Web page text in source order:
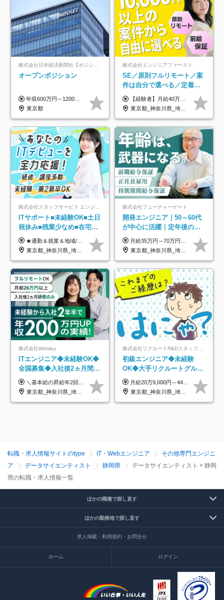
株式会社日本経済新聞社【ポジションマッチ登録】
オープンポジション
年収600万円～1200万円 ※上記年収は、想定年収です。住居費補助、子手当などの各種手当を含む金額です。 ※経験・能力等を考慮の上、当社規定により決定します。
東京都
株式会社エンジニアファースト
SE／原則フルリモート／案
件は自分で選べる／定着率
93%／20～30代活躍中！
【経験者】月給40万円～120万円(固定残業代含む)+各種手当 ★前職給与の総収入額を100％保証｜還元率84％〜100％ ★20代の平均年収570万円 ※月給には、みなし残業手当(月30時間／5万8000円以上)を含みます 超過分は別途追加支給 ※固定残業代は、時間外労働の有無に関わらず30時間分を、月5万8000円~15万7000円支給 ※上記を超える時間外労働分は追加で支給 【未経験者】月給21万円以上＋各種手当 固定残業なし(残業代発生分全額支給) ※6ヶ月の試用期間あり（※条件に変動なし） ▼単価連動性×還元率は84％～100％で収入の大幅UPが可能！ ・案件単価が月50万円の場合：年収417万円 ・案件単価が月70万円の場合：年収584万円 ・案件単価が月100万円の場合：年収834万円 ＜モデル年収＞ ▼400万円～500万円(入社初年度) ▼542万円～626万円(入社2年) ▼667万円～700万円(入社3年） ▼709万円～801万円(入社5年）
東京都_神奈川県_埼玉県_千葉県_大阪府_愛知県_北海道_青森県_岩手県_宮城県_秋田県_山形県_福島県_茨城県_栃木県_群馬県_新潟県_山梨県_長野県_富山県_石川県_福井県_静岡県_岐阜県_三重県_兵庫県_京都府_滋賀県_奈良県_和歌山県_広島県_岡山県_鳥取県_島根県_山口県_徳島県_香川県_愛媛県_高知県_福岡県_熊本県_佐賀県_長崎県_大分県_宮崎県_鹿児島県_沖縄県
ITサポート■未経験OK■土日
祝休み■残業少なめ■在宅実
績あり■約900種類のスキル
アップ講座あり■全国募集
★通勤＆就業＆地域/住宅＆役職手当あり ★残業代は全額支給 ★選べる給与制度あり！ ■東京・神奈川・千葉・埼玉勤務の場合 月給24.5万円～55万円＋諸手当 （残業代は全額支給） (20,000円の地域/住宅手当込み) ■愛知・京都・大阪・兵庫勤務の場合 月給24万円以上＋諸手当 （残業代は全額支給） (15,000円の地域/住宅手当込み) ■茨城・栃木・群馬・静岡・三重・滋賀・広島・福岡勤務の場合 月給23.5万円以上＋諸手当 （残業代は全額支給） (10,000円の地域/住宅手当込み) ■北海道・宮城・山梨・長野・岐阜・奈良・和歌山・岡山勤務の場合 月給23万円以上＋諸手当 （残業代は全額支給） (5,000円の地域/住宅手当込み) ■その他のエリア勤務の場合 月給22.5万円以上＋諸手当 （残業代は全額支給） ※経験や能力を考慮し、当社規定により優遇します 【昇給：年一回実施】 【選べる給与制度】 ★収入を重視する方に… 「変動型人事制度」の選択も可能（派遣先からの評価に応じて収入アップ！） ※年2回のタイミングで希望者と面談の上決定します。
東京都_神奈川県_埼玉県_千葉県_大阪府_愛知県_北海道_岩手県_宮城県_山形県_福島県_茨城県_栃木県_群馬県_山梨県_長野県_富山県_石川県_静岡県_岐阜県_三重県_兵庫県_京都府_滋賀県_奈良県_広島県_岡山県_山口県_愛媛県_福岡県_熊本県_長崎県
株式会社フューチャーゲート
開発エンジニア｜50～60代
が中心に活躍｜定年後の給
与減ナシ｜年収50万円アッ
プ実績／昇給率92％（直近3
年）
月給35万円～70万円（固定残業代30時間分63,869円～を含む）+賞与年1回 ※30時間を超える分は別途支給します ●これまでのご経験・スキル・前職給与をできる限り考慮します ●待機期間も給与を100％支給します ●試用期間中も給与や福利厚生は同じです ≪年収を維持しながら長く働けます！≫ 一般的な企業では55歳や60歳を機に年収が下がりますが、 当社は役職などではなく「スキルや経験」で評価。 エンジニアとして長く働きながら あなたにふさわしい年収を維持できます！
東京都_神奈川県_埼玉県_千葉県
株式会社Widsley
ITエンジニア◆未経験OK◆
全国募集◆入社後2ヵ月間は
研修のみ◆フルリモート
OK◆残業月3h◆服装髪型自
＼基本給の昇給年2回＆プロジェクト手当による昇給年12回！！／ 【経験者の場合】 月給33万円～70万円＋プロジェクト手当＋資格手当 ★スキルや経験を考慮の上、優遇します ★上記給与には固定残業代20時間分(月4万3883円～)を含みます。残業が超過した場合は、追加支給します(残業は月平均3時間とほぼ発生しません。残業がなくても、固定残業代は支給されます) ★試用期間中も、月給や福利厚生等は同じです ---------- 【未経験者の場合】 月給26万円～50万円＋プロジェクト手当＋資格手当 ★スキルや経験を考慮の上、優遇します ★上記給与には固定残業代20時間分(月3万719円～)を含みます。残業が超過した場合は、追加支給します(残業は月平均3時間とほぼ発生しません。残業がなくても、固定残業代は支給されます) ★試用期間6ヵ月あり ・1ヶ月目～：月給23万円～ ・2ヶ月目～6ヶ月目：月給23万円～＋プロジェクト手当1～3万円 （上記給与にはそれぞれ固定残業代20時間分(月3万719円～)を含み、超過した場合は追加支給します。） ---------- 【プロジェクト手当について】 参画するプロジェクトの単価に応じて毎月の歩合給を支給します 業界内でもトップクラスの高還元です！
東京都_神奈川県_埼玉県_千葉県_大阪府_愛知県_北海道_青森県_岩手県_宮城県_秋田県_山形県_福島県_茨城県_栃木県_群馬県_新潟県_山梨県_長野県_富山県_石川県_福井県_静岡県_岐阜県_三重県_兵庫県_京都府_滋賀県_奈良県_和歌山県_広島県_岡山県_鳥取県_島根県_山口県_徳島県_香川県_愛媛県_高知県_福岡県_熊本県_佐賀県_長崎県_大分県_宮崎県_鹿児島県_沖縄県
初級エンジニア◆未経験
OK◆大手リクルートグルー
プ正社員◆独自の教育体制
◆住宅手当制度あり/s
月給20万9,000円～44万円 ※試用期間6カ月あり（期間中の待遇に変更なし） ※経験・能力・前給を考慮の上、決定いたします ※時間外手当100％支給 ※派遣就業先が変更となる場合には、就業規則、労使協定等に基づき賃金が変更となる可能性があります
東京都_神奈川県_埼玉県_千葉県_大阪府_愛知県_青森県_岩手県_宮城県_秋田県_山形県_福島県_茨城県_栃木県_群馬県_山梨県_長野県_福井県_静岡県_岐阜県_三重県_兵庫県_京都府_滋賀県_奈良県_広島県_岡山県_山口県_香川県_福岡県_熊本県_佐賀県_長崎県_大分県_宮崎県_鹿児島県
転職・求人情報サイトのtype IT・Webエンジニア
その他専門エンジニ
ア
データサイエンティスト 静岡県
データサイエンティスト × 静岡
県の転職・求人情報一覧
ほかの職種で探し直す
ほかの勤務地で探し直す
求人掲載・利用規約・お問合せ
ホーム ログイン